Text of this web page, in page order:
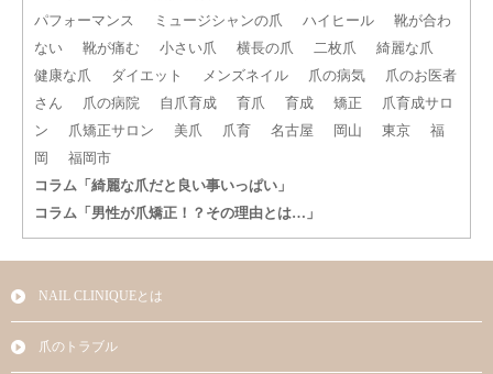
パフォーマンス
ミュージシャンの爪 ハイヒール
靴が合わ
ない
靴が痛む 小さい爪 横長の爪 二枚爪
綺麗な爪
健康な爪
ダイエット メンズネイル 爪の病気
爪のお医者
さん
爪の病院 自爪育成 育爪 育成 矯正
爪育成サロ
ン
爪矯正サロン 美爪 爪育 名古屋 岡山 東京
福
岡
福岡市
コラム「綺麗な爪だと良い事いっぱい」
コラム「男性が爪矯正！？その理由とは…」
NAIL CLINIQUEとは
爪のトラブル